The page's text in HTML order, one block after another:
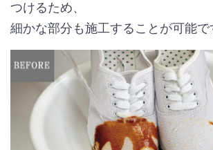
つけるため、
細かな部分も施工することが可能で